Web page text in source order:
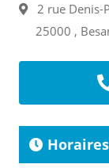
2 rue Denis-
25000 ,